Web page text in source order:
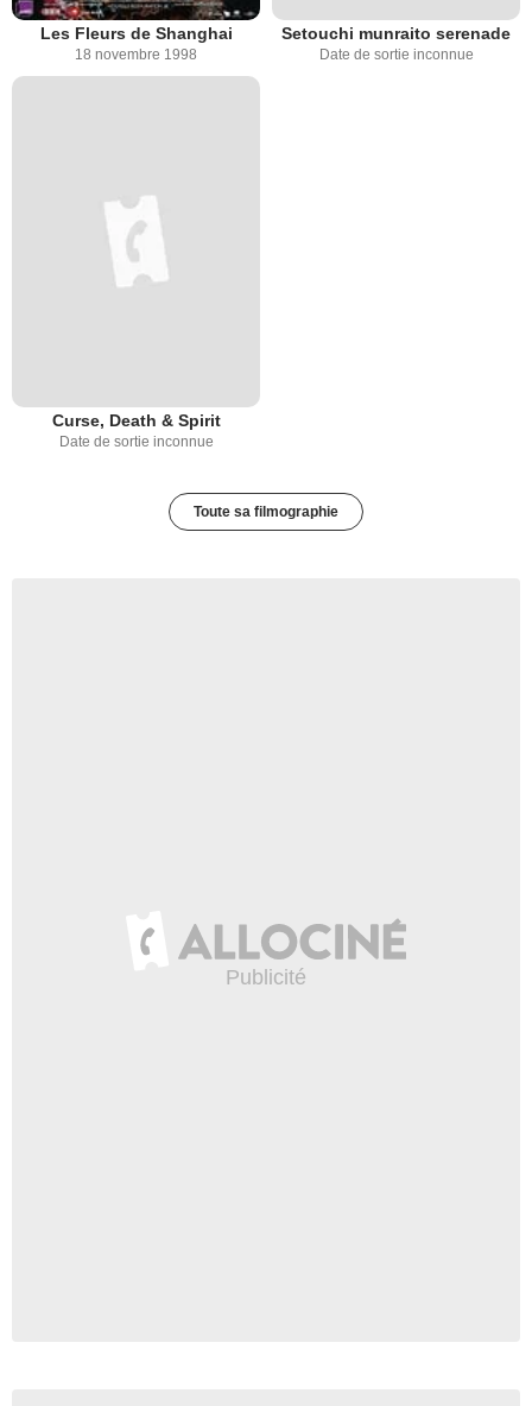
Les Fleurs de Shanghai
18 novembre 1998
Setouchi munraito serenade
Date de sortie inconnue
Curse, Death & Spirit
Date de sortie inconnue
Toute sa filmographie